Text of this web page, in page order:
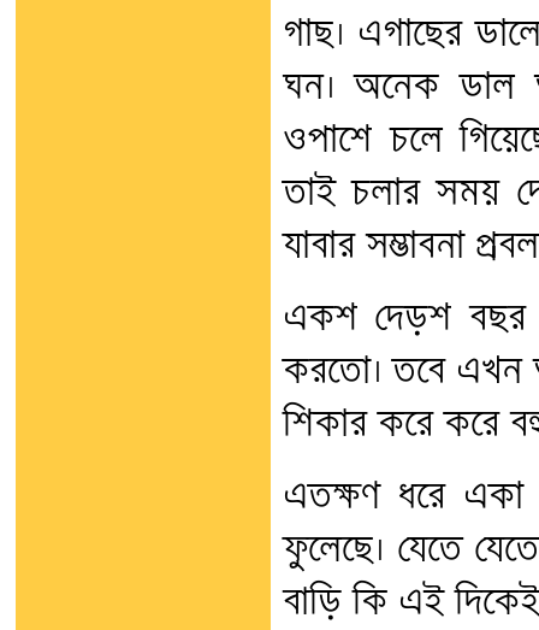
গাছ। এগাছের
ঘন। অনেক ডাল
ওপাশে চলে
তাই চলার সময়
যাবার সম্ভাবনা
একশ দেড়শ বছর
করতো। তবে এখন
শিকার করে করে
এতক্ষণ ধরে একা
ফুলেছে। যেতে
বাড়ি কি এই